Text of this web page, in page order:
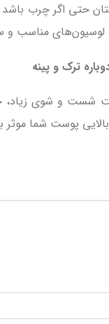
حتی اگر چرب
مناسب و
شست و شوی زیاد،
پوست شما موثر